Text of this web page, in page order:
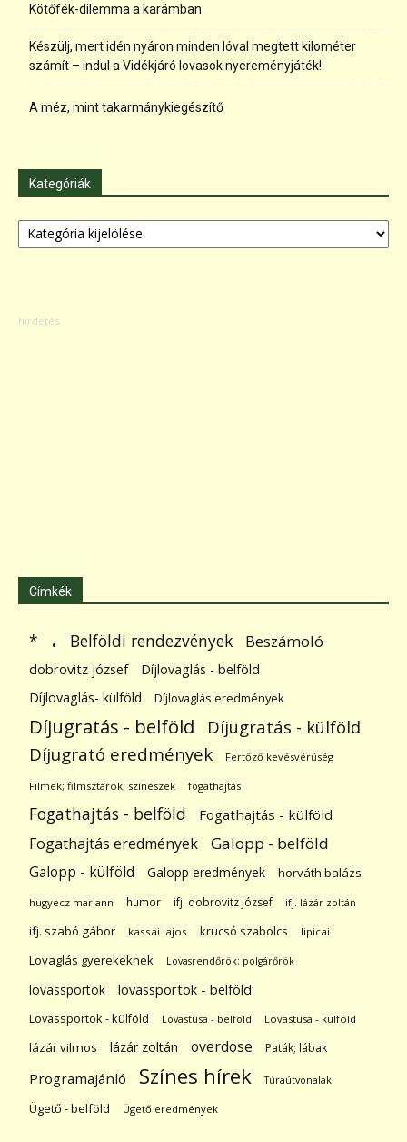
Kötőfék-dilemma a karámban
Készülj, mert idén nyáron minden lóval megtett kilométer
számít – indul a Vidékjáró lovasok nyereményjáték!
A méz, mint takarmánykiegészítő
Kategóriák
Kategóriák
Címkék
* . Belföldi rendezvények Beszámoló
dobrovitz józsef
Díjlovaglás - belföld
Díjlovaglás- külföld
Díjlovaglás eredmények
Díjugratás - belföld Díjugratás - külföld
Díjugrató eredmények Fertőző kevésvérűség
Filmek; filmsztárok; színészek fogathajtás
Fogathajtás - belföld Fogathajtás - külföld
Fogathajtás eredmények Galopp - belföld
Galopp - külföld Galopp eredmények horváth balázs
hugyecz mariann humor ifj. dobrovitz józsef ifj. lázár zoltán
ifj. szabó gábor kassai lajos krucsó szabolcs lipicai
Lovaglás gyerekeknek Lovasrendőrök; polgárőrök
lovassportok lovassportok - belföld
Lovassportok - külföld Lovastusa - belföld Lovastusa - külföld
lázár vilmos lázár zoltán overdose Paták; lábak
Programajánló Színes hírek Túraútvonalak
Ügető - belföld Ügető eredmények